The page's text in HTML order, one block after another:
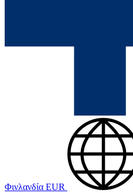
Φινλανδία EUR